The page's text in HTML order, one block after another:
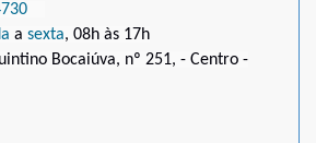
a sexta, 08h às 17h
Bocaiúva, nº 251, - Centro -